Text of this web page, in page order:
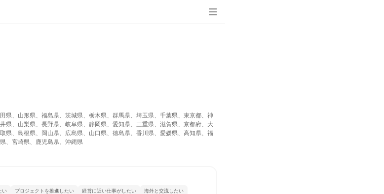
県、山形県、福島県、茨城県、栃木県、群馬県、埼玉県、千葉県、東京都、神
県、山梨県、長野県、岐阜県、静岡県、愛知県、三重県、滋賀県、京都府、大
県、島根県、岡山県、広島県、山口県、徳島県、香川県、愛媛県、高知県、福
、宮崎県、鹿児島県、沖縄県
い プロジェクトを推進したい 経営に近い仕事がしたい 海外と交流したい